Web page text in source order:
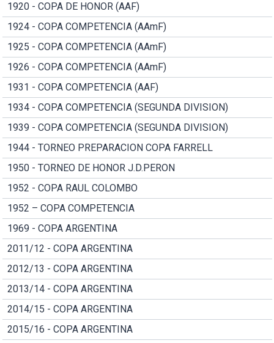
1920 - COPA DE HONOR (AAF)
1924 - COPA COMPETENCIA (AAmF)
1925 - COPA COMPETENCIA (AAmF)
1926 - COPA COMPETENCIA (AAmF)
1931 - COPA COMPETENCIA (AAF)
1934 - COPA COMPETENCIA (SEGUNDA DIVISION)
1939 - COPA COMPETENCIA (SEGUNDA DIVISION)
1944 - TORNEO PREPARACION COPA FARRELL
1950 - TORNEO DE HONOR J.D.PERON
1952 - COPA RAUL COLOMBO
1952 – COPA COMPETENCIA
1969 - COPA ARGENTINA
2011/12 - COPA ARGENTINA
2012/13 - COPA ARGENTINA
2013/14 - COPA ARGENTINA
2014/15 - COPA ARGENTINA
2015/16 - COPA ARGENTINA